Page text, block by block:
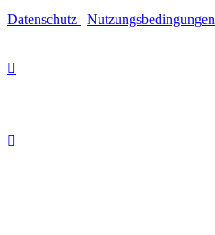
Datenschutz | Nutzungsbedingungen